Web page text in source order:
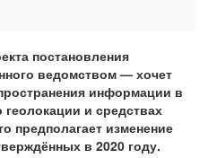
постановления
ведомством — хочет
информации в
и средствах
предполагает изменение
в 2020 году.